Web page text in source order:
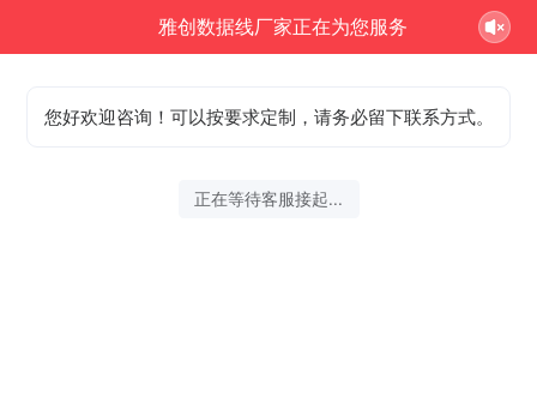
雅创数据线厂家正在为您服务
您好欢迎咨询！可以按要求定制，请务必留下联系方式。
正在等待客服接起...